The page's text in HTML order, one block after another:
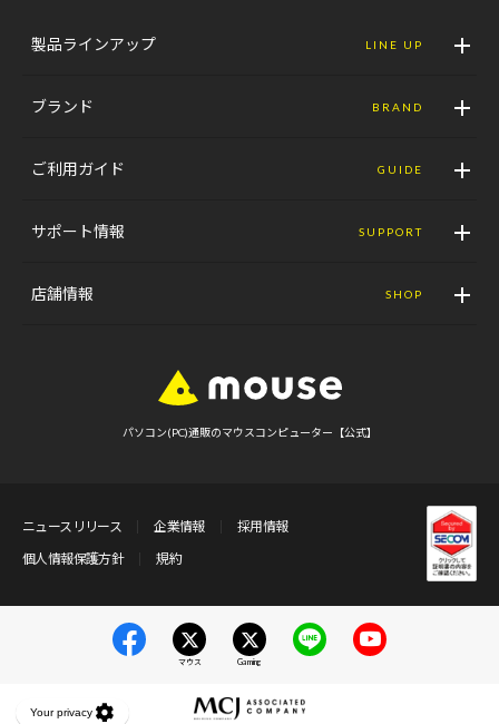
製品ラインアップ LINE UP
ブランド BRAND
ご利用ガイド GUIDE
サポート情報 SUPPORT
店舗情報 SHOP
パソコン(PC)通販のマウスコンピューター【公式】
ニュースリリース 企業情報
採用情報
個人情報保護方針
規約
マウス Gaming